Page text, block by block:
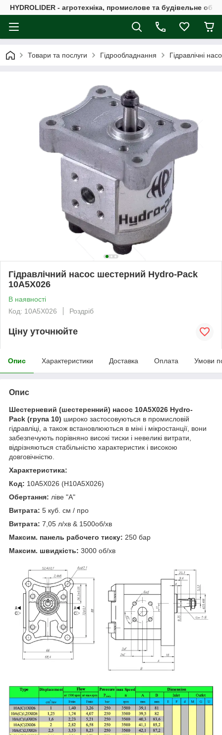
HYDROLIDER - агротехніка, промислове та будівельне
Товари та послуги Гідрообладнання Гідравлічні
Гідравлічний насос шестерний Hydro-Pack
10A5X026
В наявності
Код: 10A5X026
Роздріб
Ціну уточнюйте
Опис Характеристики Доставка Оплата Умови
Опис
Шестерневий (шестеренний) насос 10A5X026 Hydro-
Pack (група 10) широко застосовуються в промисловій
гідравліці, а також встановлюються в міні і мікростанції, вони
забезпечують порівняно високі тиски і невеликі витрати,
відрізняються стабільністю характеристик і високою
довговічністю.
Характеристика:
Код: 10A5X026 (H10A5X026)
Обертання: ліве "А"
Витрата: 5 куб. см / про
Витрата: 7,05 л/хв & 1500об/хв
Максим. панель рабочего тиску: 250 бар
Максим. швидкість: 3000 об/хв